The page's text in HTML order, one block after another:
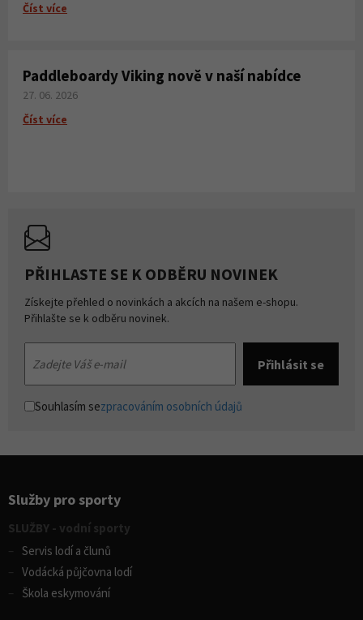
Číst více
Paddleboardy Viking nově v naší nabídce
27. 06. 2026
Číst více
PŘIHLASTE SE K ODBĚRU NOVINEK
Získejte přehled o novinkách a akcích na našem e-shopu.
Přihlašte se k odběru novinek.
Souhlasím sezpracováním osobních údajů
Služby pro sporty
SLUŽBY - vodní sporty
Servis lodí a člunů
Vodácká půjčovna lodí
Škola eskymování